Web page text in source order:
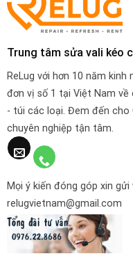
Trung tâm sửa vali kéo
ReLug với hơn 10 năm
đơn vị số 1 tại Việt Nam
- túi các loại. Đem đến cho
chuyên nghiệp tận tâm.
Mọi ý kiến đóng góp xin
relugvietnam@gmail.com